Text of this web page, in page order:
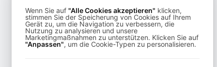
Was ist Lazy-Loading?
Wenn Sie auf "Alle Cookies akzeptieren" klicken,
stimmen Sie der Speicherung von Cookies auf Ihrem
Gerät zu, um die Navigation zu verbessern, die
Nutzung zu analysieren und unsere
Marketingmaßnahmen zu unterstützen. Klicken Sie auf
"Anpassen", um die Cookie-Typen zu personalisieren.